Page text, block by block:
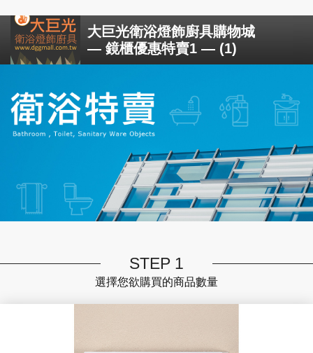
大巨光衛浴燈飾廚具購物城
— 鏡櫃優惠特賣1 — (1)
STEP 1
選擇您欲購買的商品數量